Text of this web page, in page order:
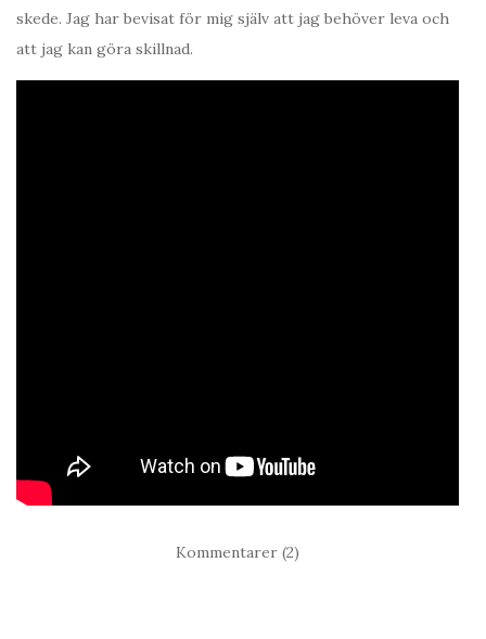
skede. Jag har bevisat för mig själv att jag behöver leva och
att jag kan göra skillnad.
Kommentarer (2)